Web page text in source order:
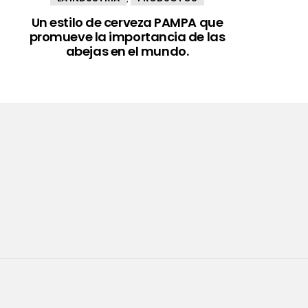
Un estilo de cerveza PAMPA que
promueve la importancia de las
abejas en el mundo.